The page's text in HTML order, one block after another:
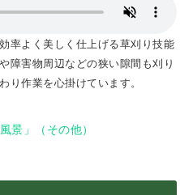
率よく美しく仕上げる草刈り技能
障害物周辺などの狭い隙間も刈り
り作業を心掛けています。
景」（その他）